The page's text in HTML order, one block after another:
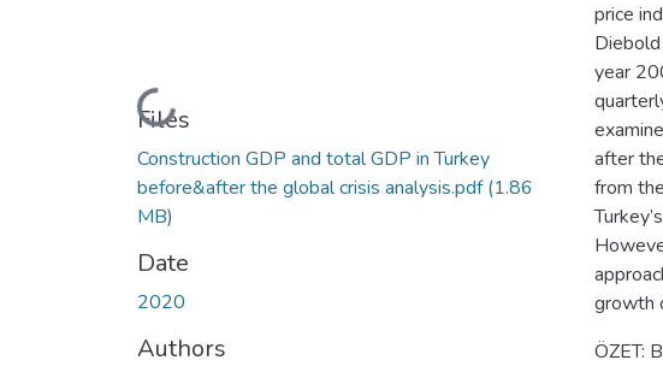
Loading...
Files
Construction GDP and total GDP in Turkey
before&after the global crisis analysis.pdf(1.86
MB)
Date
2020
Authors
price
year
after
from
growth
ÖZET: